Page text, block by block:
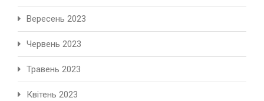
Вересень 2023
Червень 2023
Травень 2023
Квітень 2023